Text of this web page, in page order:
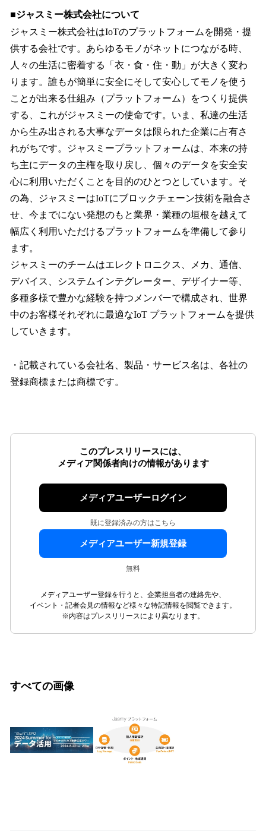
■ジャスミー株式会社について
ジャスミー株式会社はIoTのプラットフォームを開発・提
供する会社です。あらゆるモノがネットにつながる時、
人々の生活に密着する「衣・食・住・動」が大きく変わ
ります。誰もが簡単に安全にそして安心してモノを使う
ことが出来る仕組み（プラットフォーム）をつくり提供
する、これがジャスミーの使命です。いま、私達の生活
から生み出される大事なデータは限られた企業に占有さ
れがちです。ジャスミープラットフォームは、本来の持
ち主にデータの主権を取り戻し、個々のデータを安全安
心に利用いただくことを目的のひとつとしています。そ
の為、ジャスミーはIoTにブロックチェーン技術を融合さ
せ、今までにない発想のもと業界・業種の垣根を越えて
幅広く利用いただけるプラットフォームを準備して参り
ます。
ジャスミーのチームはエレクトロニクス、メカ、通信、
デバイス、システムインテグレーター、デザイナー等、
多種多様で豊かな経験を持つメンバーで構成され、世界
中のお客様それぞれに最適なIoT プラットフォームを提供
していきます。
・記載されている会社名、製品・サービス名は、各社の
登録商標または商標です。
このプレスリリースには、
メディア関係者向けの情報があります
メディアユーザーログイン
既に登録済みの方はこちら
メディアユーザー新規登録
無料
メディアユーザー登録を行うと、企業担当者の連絡先や、
イベント・記者会見の情報など様々な特記情報を閲覧できます。
※内容はプレスリリースにより異なります。
すべての画像